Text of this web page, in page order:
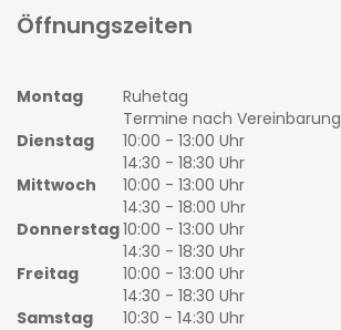
Öffnungszeiten
Montag
Ruhetag
Termine nach Vereinbarung
Dienstag
10:00 - 13:00 Uhr
14:30 - 18:30 Uhr
Mittwoch
10:00 - 13:00 Uhr
14:30 - 18:00 Uhr
Donnerstag10:00 - 13:00 Uhr
14:30 - 18:30 Uhr
Freitag
10:00 - 13:00 Uhr
14:30 - 18:30 Uhr
Samstag
10:30 - 14:30 Uhr